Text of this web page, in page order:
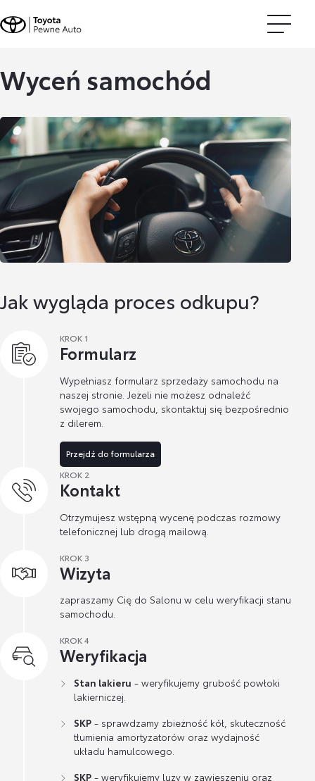
Wyceń samochód
Jak wygląda proces odkupu?
KROK 1
Formularz
Wypełniasz formularz sprzedaży samochodu na
naszej stronie. Jeżeli nie możesz odnaleźć
swojego samochodu, skontaktuj się bezpośrednio
z dilerem.
Przejdź do formularza
KROK 2
Kontakt
Otrzymujesz wstępną wycenę podczas rozmowy
telefonicznej lub drogą mailową.
KROK 3
Wizyta
zapraszamy Cię do Salonu w celu weryfikacji stanu
samochodu.
KROK 4
Weryfikacja
Stan lakieru - weryfikujemy grubość powłoki
lakierniczej.
SKP - sprawdzamy zbieżność kół, skuteczność
tłumienia amortyzatorów oraz wydajność
układu hamulcowego.
SKP - weryfikujemy luzy w zawieszeniu oraz